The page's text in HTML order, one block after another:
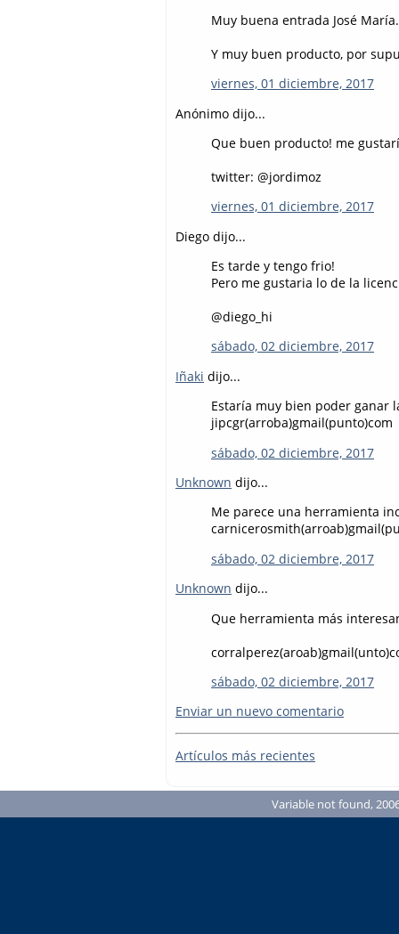
Muy buena entrada José María.
Y muy buen producto, por
viernes, 01 diciembre, 2017
Anónimo dijo...
Que buen producto! me
twitter: @jordimoz
viernes, 01 diciembre, 2017
Diego dijo...
Es tarde y tengo frio!
Pero me gustaria lo de la
@diego_hi
sábado, 02 diciembre, 2017
Iñaki dijo...
Estaría muy bien poder ganar
jipcgr(arroba)gmail(punto)com
sábado, 02 diciembre, 2017
Unknown dijo...
Me parece una herramienta
sábado, 02 diciembre, 2017
Unknown dijo...
Que herramienta más
sábado, 02 diciembre, 2017
Enviar un nuevo comentario
Artículos más recientes
Variable not found,